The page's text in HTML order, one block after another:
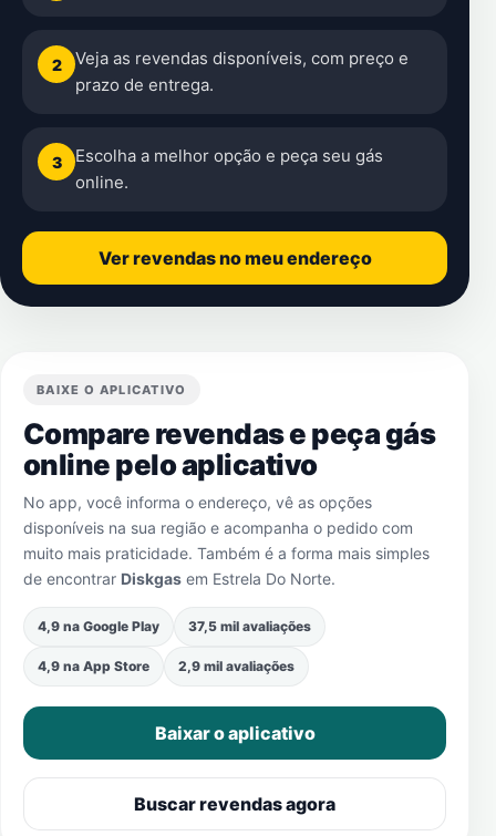
2
Veja as revendas disponíveis, com preço e
prazo de entrega.
3
Escolha a melhor opção e peça seu gás
online.
Ver revendas no meu endereço
BAIXE O APLICATIVO
Compare revendas e peça gás
online pelo aplicativo
No app, você informa o endereço, vê as opções
disponíveis na sua região e acompanha o pedido com
muito mais praticidade. Também é a forma mais simples
de encontrar Diskgas em Estrela Do Norte.
4,9 na Google Play 37,5 mil avaliações
4,9 na App Store 2,9 mil avaliações
Baixar o aplicativo
Buscar revendas agora